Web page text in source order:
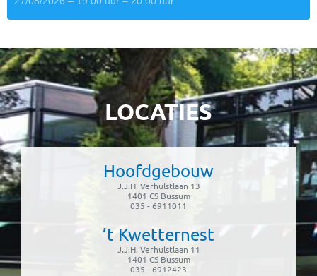
LOCATIES
Hoofdgebouw
J.J.H. Verhulstlaan 13
1401 CS Bussum
035 - 6911011
’t Kwetternest
J.J.H. Verhulstlaan 11
1401 CS Bussum
035 - 6912423